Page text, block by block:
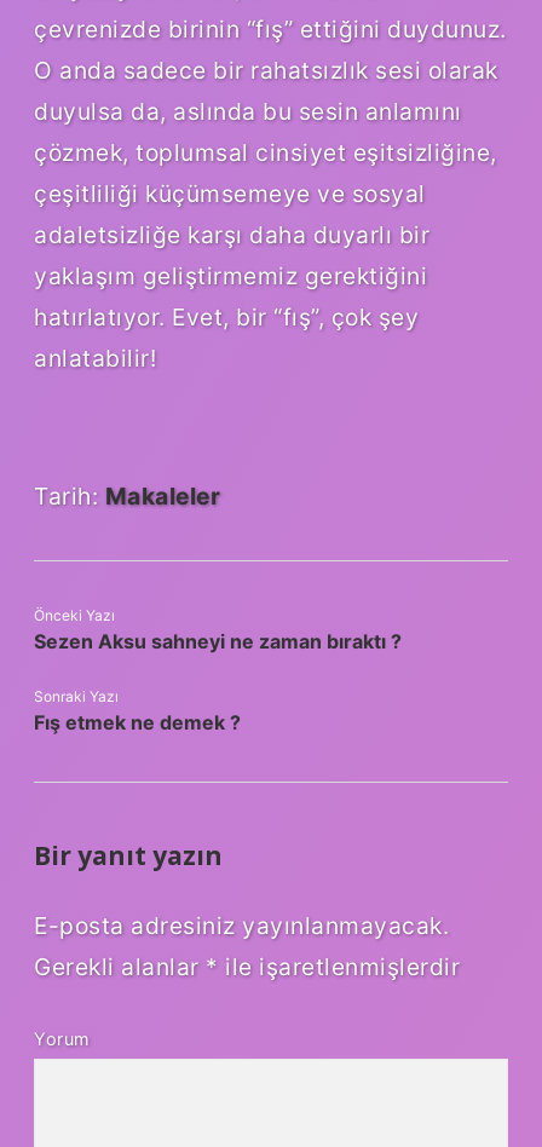
çevrenizde birinin “fış” ettiğini duydunuz.
O anda sadece bir rahatsızlık sesi olarak
duyulsa da, aslında bu sesin anlamını
çözmek, toplumsal cinsiyet eşitsizliğine,
çeşitliliği küçümsemeye ve sosyal
adaletsizliğe karşı daha duyarlı bir
yaklaşım geliştirmemiz gerektiğini
hatırlatıyor. Evet, bir “fış”, çok şey
anlatabilir!
Tarih: Makaleler
Önceki Yazı
Sezen Aksu sahneyi ne zaman bıraktı ?
Sonraki Yazı
Fış etmek ne demek ?
Bir yanıt yazın
E-posta adresiniz yayınlanmayacak.
Gerekli alanlar * ile işaretlenmişlerdir
Yorum